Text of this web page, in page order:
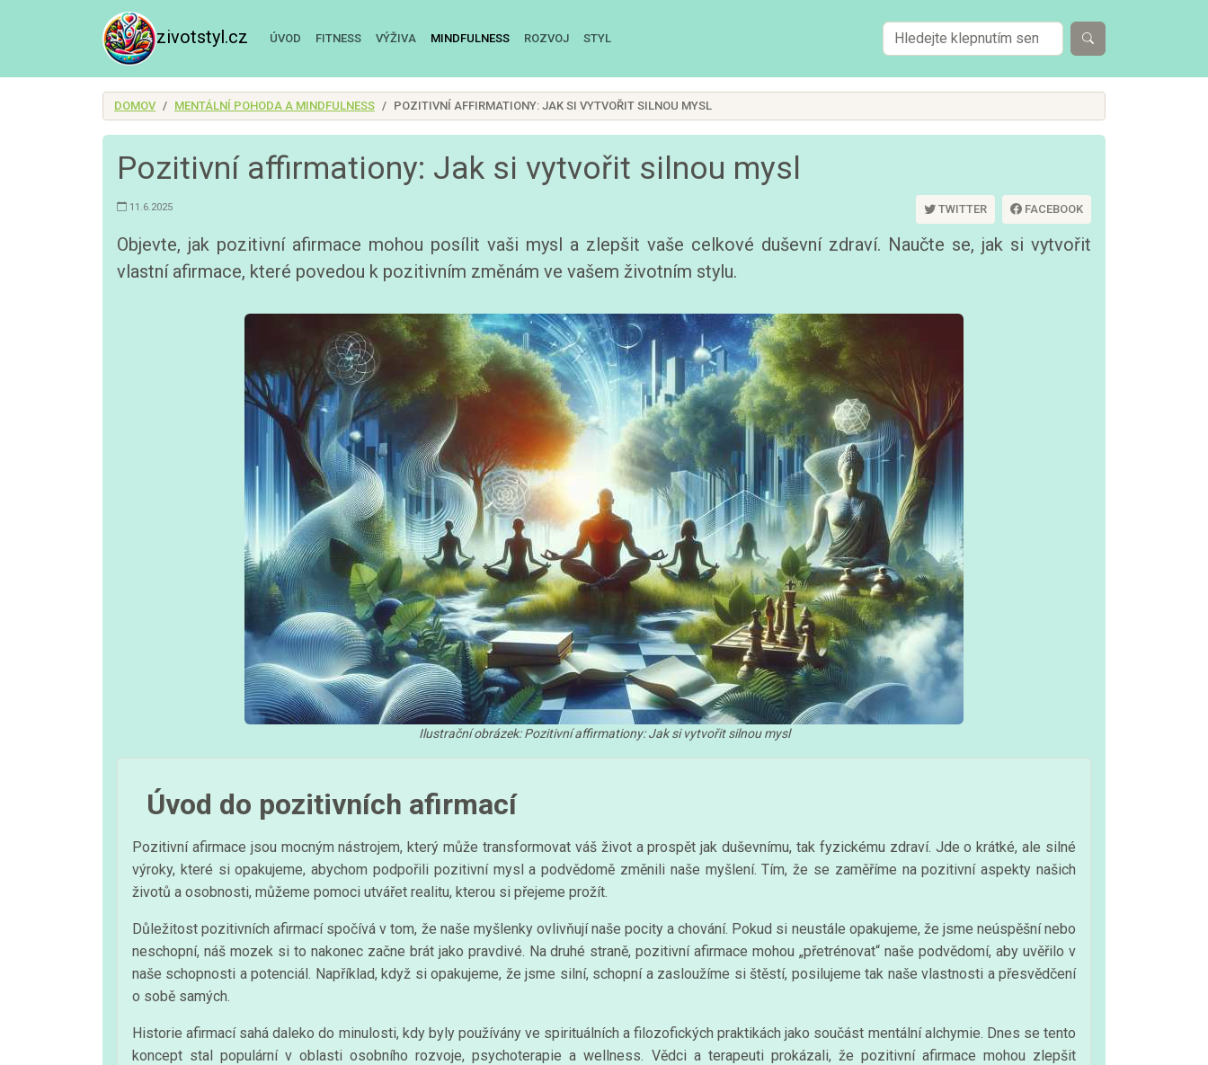
zivotstyl.cz ÚVOD FITNESS VÝŽIVA MINDFULNESS ROZVOJ STYL
DOMOV MENTÁLNÍ POHODA A MINDFULNESS POZITIVNÍ AFFIRMATIONY: JAK SI VYTVOŘIT SILNOU MYSL
Pozitivní affirmationy: Jak si vytvořit silnou mysl
11.6.2025 TWITTER FACEBOOK
Objevte, jak pozitivní afirmace mohou posílit vaši mysl a zlepšit vaše celkové duševní zdraví. Naučte se, jak si vytvořit
vlastní afirmace, které povedou k pozitivním změnám ve vašem životním stylu.
Ilustrační obrázek: Pozitivní affirmationy: Jak si vytvořit silnou mysl
Úvod do pozitivních afirmací
Pozitivní afirmace jsou mocným nástrojem, který může transformovat váš život a prospět jak duševnímu, tak fyzickému zdraví. Jde o krátké, ale silné
výroky, které si opakujeme, abychom podpořili pozitivní mysl a podvědomě změnili naše myšlení. Tím, že se zaměříme na pozitivní aspekty našich
životů a osobnosti, můžeme pomoci utvářet realitu, kterou si přejeme prožít.
Důležitost pozitivních afirmací spočívá v tom, že naše myšlenky ovlivňují naše pocity a chování. Pokud si neustále opakujeme, že jsme neúspěšní nebo
neschopní, náš mozek si to nakonec začne brát jako pravdivé. Na druhé straně, pozitivní afirmace mohou „přetrénovat“ naše podvědomí, aby uvěřilo v
naše schopnosti a potenciál. Například, když si opakujeme, že jsme silní, schopní a zasloužíme si štěstí, posilujeme tak naše vlastnosti a přesvědčení
o sobě samých.
Historie afirmací sahá daleko do minulosti, kdy byly používány ve spirituálních a filozofických praktikách jako součást mentální alchymie. Dnes se tento
koncept stal populární v oblasti osobního rozvoje, psychoterapie a wellness. Vědci a terapeuti prokázali, že pozitivní afirmace mohou zlepšit